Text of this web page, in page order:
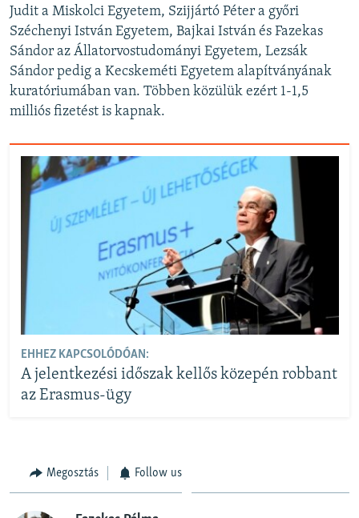
Judit a Miskolci Egyetem, Szijjártó Péter a győri
Széchenyi István Egyetem, Bajkai István és Fazekas
Sándor az Állatorvostudományi Egyetem, Lezsák
Sándor pedig a Kecskeméti Egyetem alapítványának
kuratóriumában van. Többen közülük ezért 1-1,5
milliós fizetést is kapnak.
EHHEZ KAPCSOLÓDÓAN:
A jelentkezési időszak kellős közepén robbant
az Erasmus-ügy
Megosztás Follow us